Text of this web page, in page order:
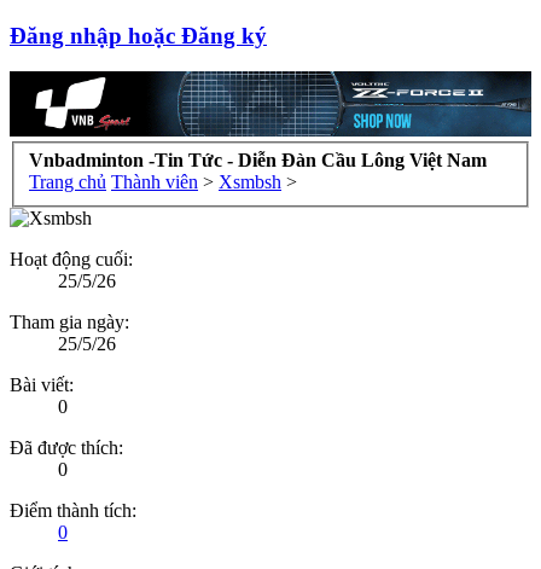
Đăng nhập hoặc Đăng ký
Vnbadminton -Tin Tức - Diễn Đàn Cầu Lông Việt Nam
Trang chủ Thành viên > Xsmbsh >
Hoạt động cuối:
25/5/26
Tham gia ngày:
25/5/26
Bài viết:
0
Đã được thích:
0
Điểm thành tích:
0